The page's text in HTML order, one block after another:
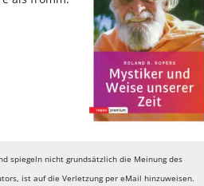
spiegeln nicht grundsätzlich die Meinung des
ist auf die Verletzung per eMail hinzuweisen.